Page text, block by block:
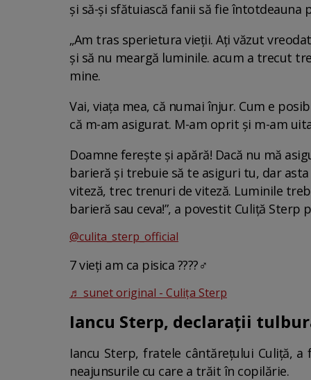
și să-și sfătuiască fanii să fie
„Am tras sperietura vieții. Ați văzut
și să nu meargă luminile. acum a trecut
mine.
Vai, viața mea, că numai înjur. Cum e
că m-am asigurat. M-am oprit și m-am
Doamne ferește și apără! Dacă nu mă
barieră și trebuie să te asiguri tu, dar
viteză, trec trenuri de viteză. Luminile
barieră sau ceva!”, a povestit Culiță Sterp
@culita_sterp_official
7 vieți am ca pisica ????‍♂️
♬ sunet original - Culiţa Sterp
Iancu Sterp, declarații
Iancu Sterp, fratele cântărețului Culiță,
neajunsurile cu care a trăit în copilărie.